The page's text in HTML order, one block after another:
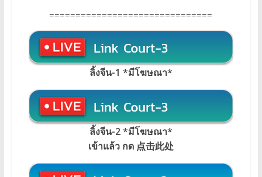
===============================
ลิ้งจีน-1 *มีโฆษณา*
ลิ้งจีน-2 *มีโฆษณา*
เข้าแล้ว กด 点击此处